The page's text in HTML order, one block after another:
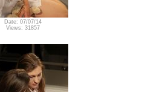
Date: 07/07/14
Views: 31857